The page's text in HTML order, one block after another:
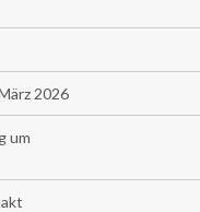
2026
um